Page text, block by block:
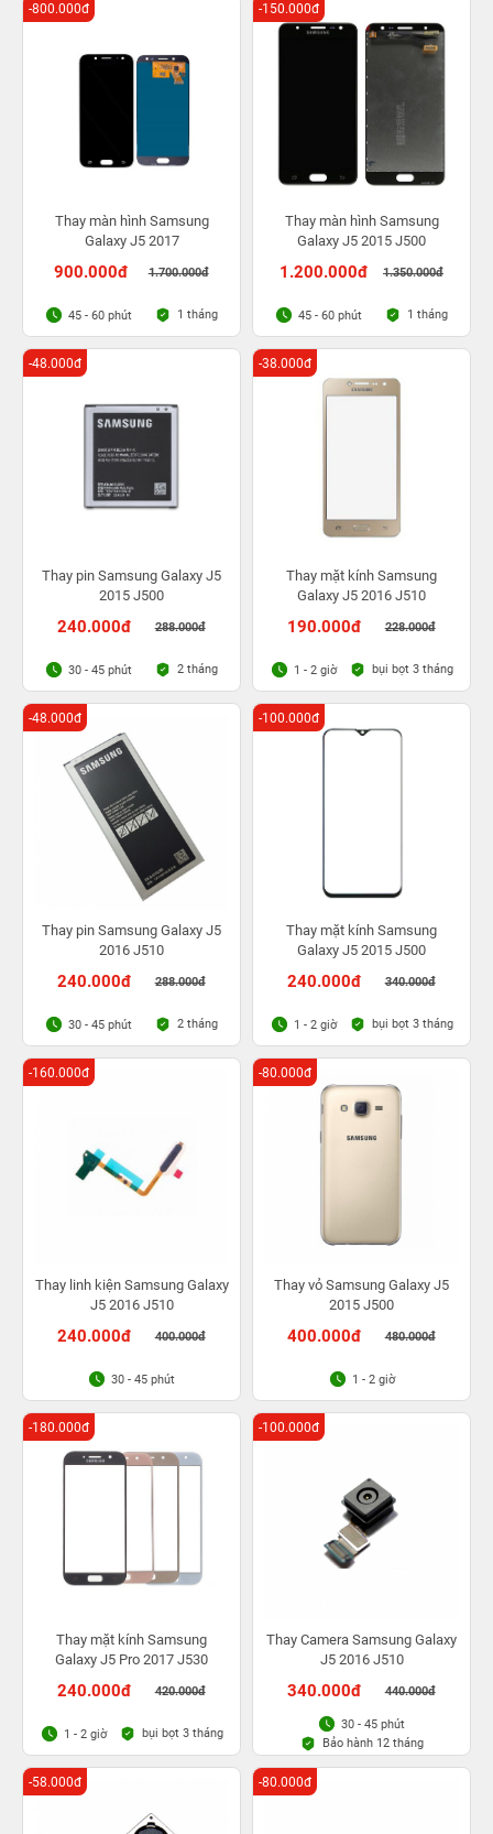
Thay màn hình Samsung
Galaxy J5 2017
900.000đ 1.700.000đ
-800.000đ
45 - 60 phút 1 tháng
Thay màn hình Samsung
Galaxy J5 2015 J500
1.200.000đ 1.350.000đ
-150.000đ
45 - 60 phút 1 tháng
Thay pin Samsung Galaxy J5
2015 J500
240.000đ 288.000đ
-48.000đ
30 - 45 phút 2 tháng
Thay mặt kính Samsung
Galaxy J5 2016 J510
190.000đ 228.000đ
-38.000đ
1 - 2 giờ bụi bọt 3 tháng
Thay pin Samsung Galaxy J5
2016 J510
240.000đ 288.000đ
-48.000đ
30 - 45 phút 2 tháng
Thay mặt kính Samsung
Galaxy J5 2015 J500
240.000đ 340.000đ
-100.000đ
1 - 2 giờ bụi bọt 3 tháng
Thay linh kiện Samsung Galaxy
J5 2016 J510
240.000đ 400.000đ
-160.000đ
30 - 45 phút
Thay vỏ Samsung Galaxy J5
2015 J500
400.000đ 480.000đ
-80.000đ
1 - 2 giờ
Thay mặt kính Samsung
Galaxy J5 Pro 2017 J530
240.000đ 420.000đ
-180.000đ
1 - 2 giờ bụi bọt 3 tháng
Thay Camera Samsung Galaxy
J5 2016 J510
340.000đ 440.000đ
-100.000đ
30 - 45 phút
Bảo hành 12 tháng
-58.000đ -80.000đ